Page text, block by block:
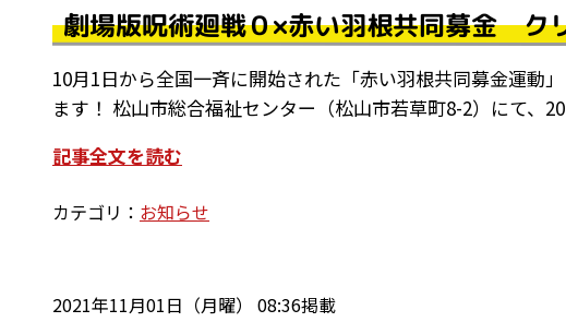
劇場版呪術廻戦０×赤い羽根共同募金 ク
10月1日から全国一斉に開始された「赤い羽根共同募金運動
ます！ 松山市総合福祉センター（松山市若草町8-2）にて、
記事全文を読む
カテゴリ： お知らせ
2021年11月01日（月曜） 08:36掲載